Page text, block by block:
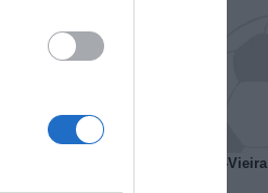
A gennaio ipotesi scambio Davids-Vieira